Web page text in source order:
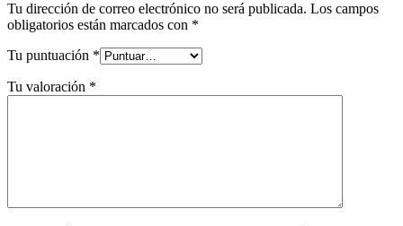
Tu dirección de correo electrónico no será publicada. Los campos
obligatorios están marcados con *
Tu puntuación *
Tu valoración *